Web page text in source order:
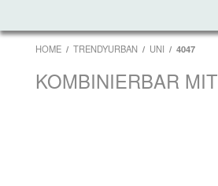
HOME TRENDYURBAN UNI 4047
KOMBINIERBAR MIT